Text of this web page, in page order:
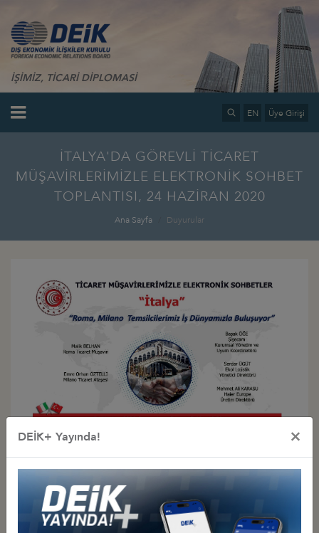
İŞİMİZ, TİCARİ DİPLOMASİ
EN Üye Girişi
İTALYA'DA GÖREVLİ TİCARET
MÜŞAVİRLERİMİZLE ELEKTRONİK SOHBET
TOPLANTISI, 24 HAZİRAN 2020
Ana Sayfa Duyurular
Diğer Duyurular
DEİK+ Yayında! ×